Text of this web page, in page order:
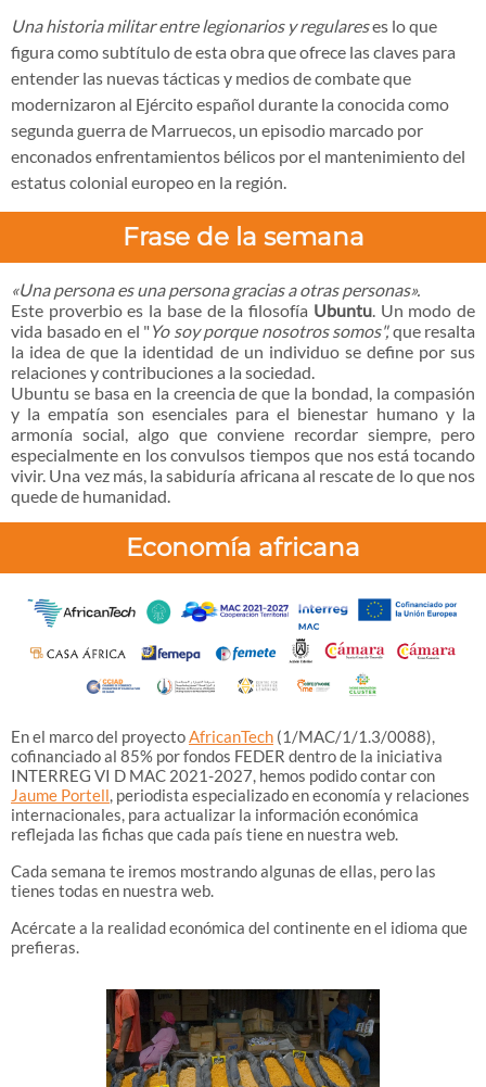
Una historia militar entre legionarios y regulareses lo que
figura como subtítulo de esta obra que ofrece las claves para
entender las nuevas tácticas y medios de combate que
modernizaron al Ejército español durante la conocida como
segunda guerra de Marruecos, un episodio marcado por
enconados enfrentamientos bélicos por el mantenimiento del
estatus colonial europeo en la región.
Frase de la semana
«Una persona es una persona gracias a otras personas».
Este proverbio es la base de la filosofía Ubuntu. Un modo de
vida basado en el " Yo soy porque nosotros somos",que resalta
la idea de que la identidad de un individuo se define por sus
relaciones y contribuciones a la sociedad.
Ubuntu se basa en la creencia de que la bondad, la compasión
y la empatía son esenciales para el bienestar humano y la
armonía social, algo que conviene recordar siempre, pero
especialmente en los convulsos tiempos que nos está tocando
vivir. Una vez más, la sabiduría africana al rescate de lo que nos
quede de humanidad.
Economía africana
En el marco del proyectoAfricanTech (1/MAC/1/1.3/0088),
cofinanciado al 85% por fondos FEDER dentro de la iniciativa
INTERREG VI D MAC 2021-2027, hemos podido contar con
Jaume Portell, periodista especializado en economía y relaciones
internacionales, para actualizar la información económica
reflejada las fichas que cada país tiene en nuestra web.
Cada semana te iremos mostrando algunas de ellas, pero las
tienes todas en nuestra web.
Acércate a la realidad económica del continente en el idioma que
prefieras.